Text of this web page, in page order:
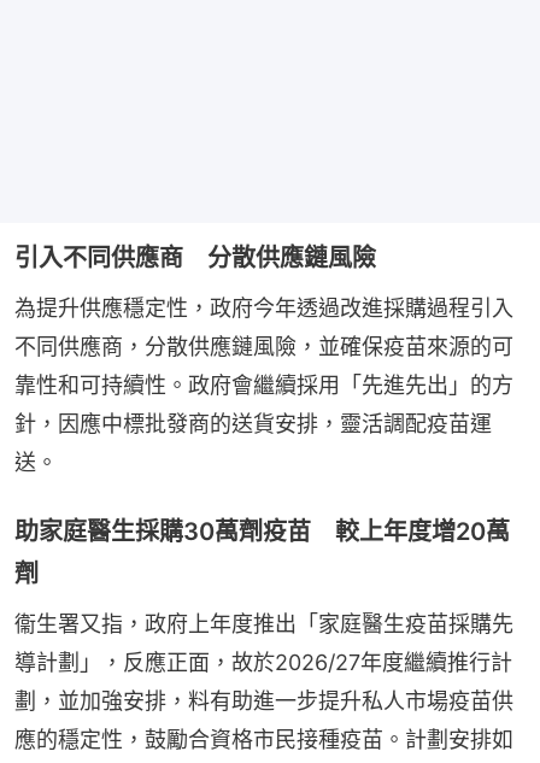
引入不同供應商 分散供應鏈風險
為提升供應穩定性，政府今年透過改進採購過程引入
不同供應商，分散供應鏈風險，並確保疫苗來源的可
靠性和可持續性。政府會繼續採用「先進先出」的方
針，因應中標批發商的送貨安排，靈活調配疫苗運
送。
助家庭醫生採購30萬劑疫苗 較上年度增20萬
劑
衞生署又指，政府上年度推出「家庭醫生疫苗採購先
導計劃」，反應正面，故於2026/27年度繼續推行計
劃，並加強安排，料有助進一步提升私人市場疫苗供
應的穩定性，鼓勵合資格市民接種疫苗。計劃安排如